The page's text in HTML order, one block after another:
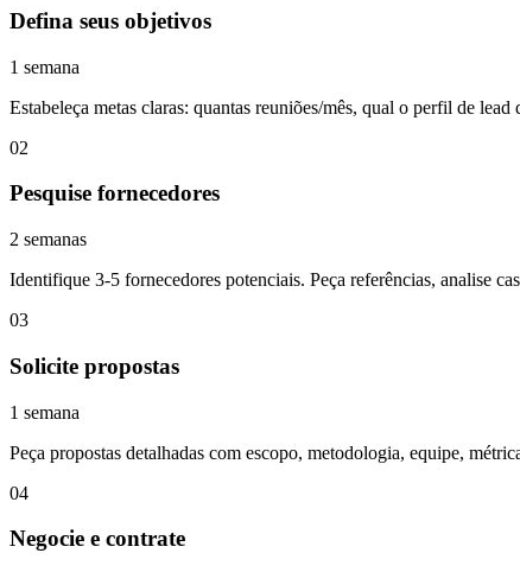
Defina seus objetivos
1 semana
Estabeleça metas claras: quantas reuniões/mês, qual o perfil de
02
Pesquise fornecedores
2 semanas
Identifique 3-5 fornecedores potenciais. Peça referências, analise
03
Solicite propostas
1 semana
Peça propostas detalhadas com escopo, metodologia, equipe,
04
Negocie e contrate